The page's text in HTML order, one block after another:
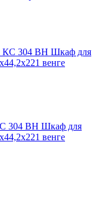
304 ВН Шкаф для
венге